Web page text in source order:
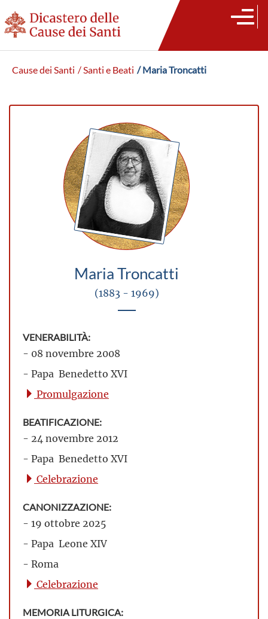
Cause dei Santi / Santi e Beati / Maria Troncatti
Maria Troncatti
(1883 - 1969)
VENERABILITÀ:
- 08 novembre 2008
- Papa Benedetto XVI
Promulgazione
BEATIFICAZIONE:
- 24 novembre 2012
- Papa Benedetto XVI
Celebrazione
CANONIZZAZIONE:
- 19 ottobre 2025
- Papa Leone XIV
- Roma
Celebrazione
MEMORIA LITURGICA: